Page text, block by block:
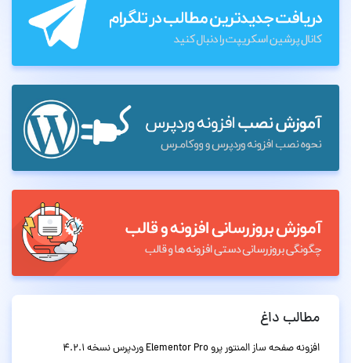
مطالب داغ
افزونه صفحه ساز المنتور پرو Elementor Pro وردپرس نسخه 4.2.1